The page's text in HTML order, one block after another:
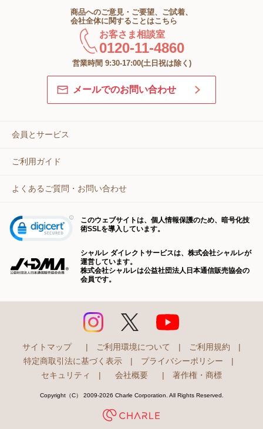
商品へのご意見・ご要望、ご試着、
会社全体に関することはこちら
お客さま相談室
0120-11-4860
営業時間 9:30-17:00(土日祝は除く)
メールでのお問い合わせ
会員とサービス
ご利用ガイド
よくあるご質問・お問い合わせ
このウェブサイトは、個人情報保護のため、暗号化技
術SSLを導入しています。
シャルレ ダイレクトサービスは、株式会社シャルレが
運営しています。
株式会社シャルレは公益社団法人日本通信販売協会の
会員です。
サイトマップ | ご利用環境について | ご利用規約
|
特定商取引法に基づく表示
| プライバシーポリシー
|
セキュリティ
| 会社概要 | 著作権・商標
Copyright（C） 2009-2026 Charle Corporation. All Rights Reserved.